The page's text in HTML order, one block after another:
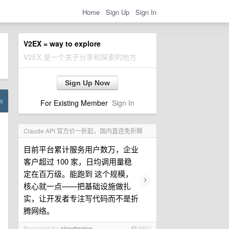
Home Sign Up Sign In
V2EX = way to explore
V2EX 是一个关于分享和探索的地方
Sign Up Now
For Existing Member Sign In
Claude API 官方价一折起，国内直连免折腾
目前平台累计服务用户数万，企业
客户超过 100 家，日均调用量稳
定在百万级。能跑到 这个规模，
核心就一点——把基础设施做扎
实，让开发者专注写代码而不是折
腾网络。
›